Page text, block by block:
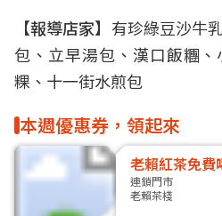
【報導店家】 有珍綠豆沙牛
包、立早湯包、漢口飯糰
粿、十一街水煎包
本週優惠券，領起來
老賴紅茶免費
連鎖門市
老賴茶棧